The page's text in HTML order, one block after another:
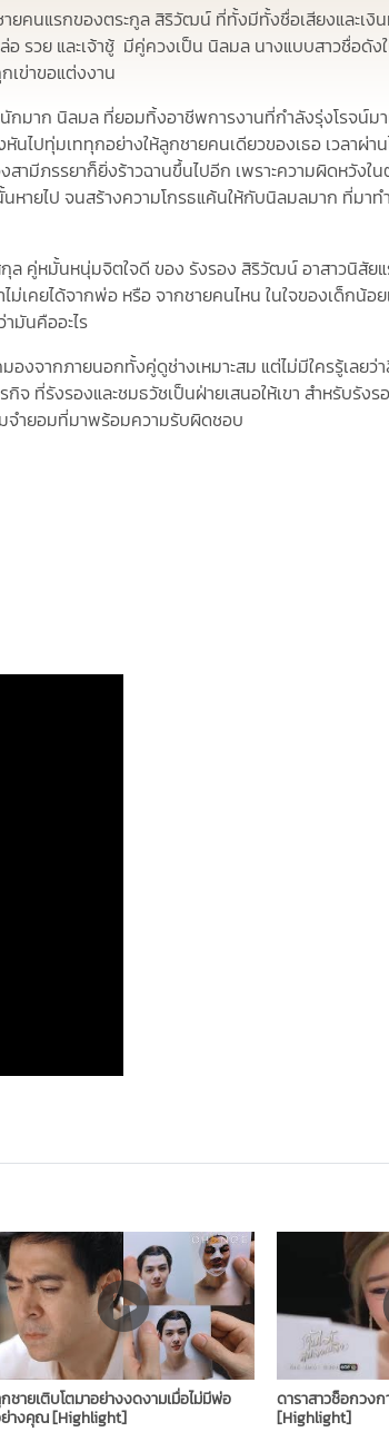
ายคนแรกของตระกูลสิริวัฒน์ ที่ทั้งมีทั้งชื่อเสียงและเงิ
อ รวย และเจ้าชู้ มีคู่ควงเป็น นิลมล นางแบบสาวชื่อดัง
เข่าขอแต่งงาน
กมาก นิลมล ที่ยอมทิ้งอาชีพการงานที่กำลังรุ่งโรจน์ม
ไปทุ่มเททุกอย่างให้ลูกชายคนเดียวของเธอ เวลาผ่า
สามีภรรยาก็ยิ่งร้าวฉานขึ้นไปอีก เพราะความผิดหวังใ
หายไป จนสร้างความโกรธแค้นให้กับนิลมลมาก ที่มาท
ล คู่หมั้นหนุ่มจิตใจดี ของ รังรอง สิริวัฒน์อาสาวนิสัย
เคยได้จากพ่อ หรือ จากชายคนไหน ในใจของเด็กน้อ
มันคืออะไร
งจากภายนอกทั้งคู่ดูช่างเหมาะสม แต่ไม่มีใครรู้เลยว่
ที่รังรองและชมธวัชเป็นฝ่ายเสนอให้เขา สำหรับรังร
จำยอมที่มาพร้อมความรับผิดชอบ
ชายเติบโตมาอย่างงดงามเมื่อไม่มีพ่อ
างคุณ [Highlight]
ดาราสาวช็อกวง
[Highlight]